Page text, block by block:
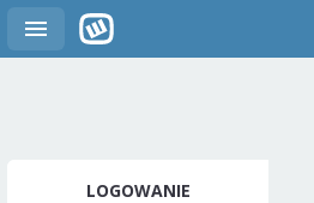
LOGOWANIE